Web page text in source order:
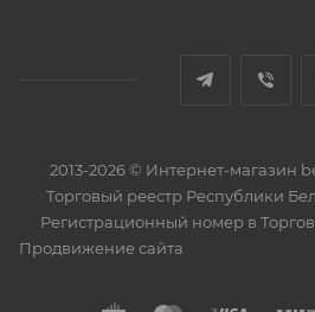
2013-2026 © Интернет-магазин
Торговый реестр Республики
Регистрационный номер в
Продвижение сайта